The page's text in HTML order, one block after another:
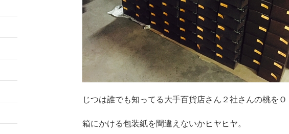
じつは誰でも知ってる大手百貨店さん２社さんの桃を
箱にかける包装紙を間違えないかヒヤヒヤ。